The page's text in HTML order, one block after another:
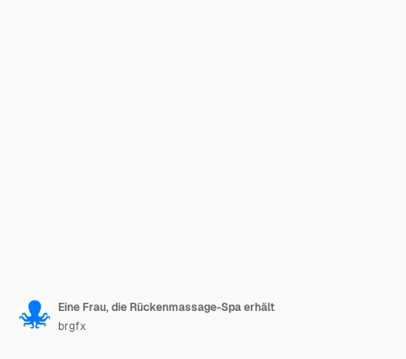
Eine Frau, die Rückenmassage-Spa erhält
brgfx